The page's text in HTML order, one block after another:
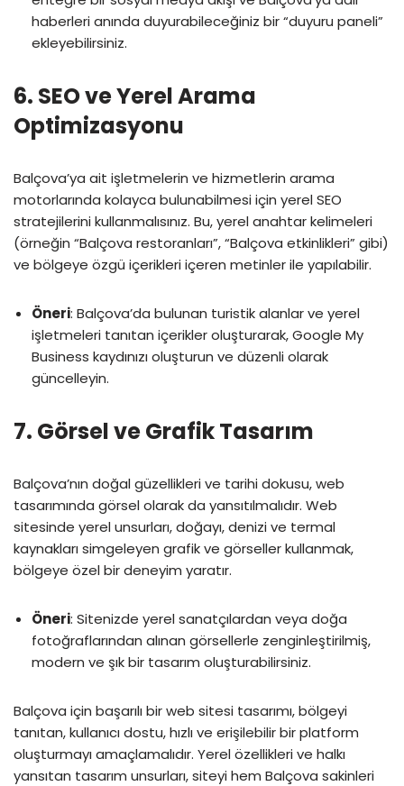
haberleri anında duyurabileceğiniz bir “duyuru paneli”
ekleyebilirsiniz.
6. SEO ve Yerel Arama
Optimizasyonu
Balçova’ya ait işletmelerin ve hizmetlerin arama
motorlarında kolayca bulunabilmesi için yerel SEO
stratejilerini kullanmalısınız. Bu, yerel anahtar kelimeleri
(örneğin “Balçova restoranları”, “Balçova etkinlikleri” gibi)
ve bölgeye özgü içerikleri içeren metinler ile yapılabilir.
Öneri: Balçova’da bulunan turistik alanlar ve yerel
işletmeleri tanıtan içerikler oluşturarak, Google My
Business kaydınızı oluşturun ve düzenli olarak
güncelleyin.
7. Görsel ve Grafik Tasarım
Balçova’nın doğal güzellikleri ve tarihi dokusu, web
tasarımında görsel olarak da yansıtılmalıdır. Web
sitesinde yerel unsurları, doğayı, denizi ve termal
kaynakları simgeleyen grafik ve görseller kullanmak,
bölgeye özel bir deneyim yaratır.
Öneri: Sitenizde yerel sanatçılardan veya doğa
fotoğraflarından alınan görsellerle zenginleştirilmiş,
modern ve şık bir tasarım oluşturabilirsiniz.
Balçova için başarılı bir web sitesi tasarımı, bölgeyi
tanıtan, kullanıcı dostu, hızlı ve erişilebilir bir platform
oluşturmayı amaçlamalıdır. Yerel özellikleri ve halkı
yansıtan tasarım unsurları, siteyi hem Balçova sakinleri